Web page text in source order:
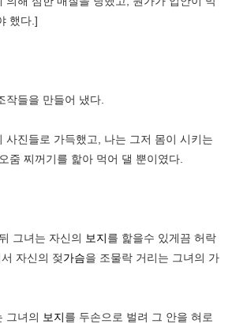
했다.]
작들을 만들어 냈다.
사진들로 가득했고, 나는 그저 몸이 시키는
줌 찌꺼기를 핥아 먹어 댈 뿐이였다.
그녀는 자신의 보지를 핥을수 있게끔 허락
자신의 젖가슴을 조물락 거리는 그녀의 가
그녀의 보지를 두손으로 벌려 그 안을 혀로